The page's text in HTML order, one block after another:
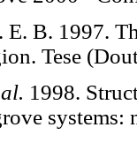
B. 1997.
Tese
1998.